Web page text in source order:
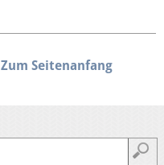
Zum Seitenanfang